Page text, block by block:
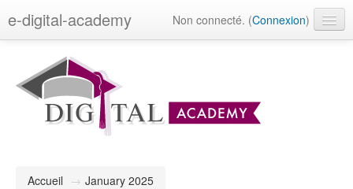
e-digital-academy Non connecté. (Connexion)
Accueil → January 2025